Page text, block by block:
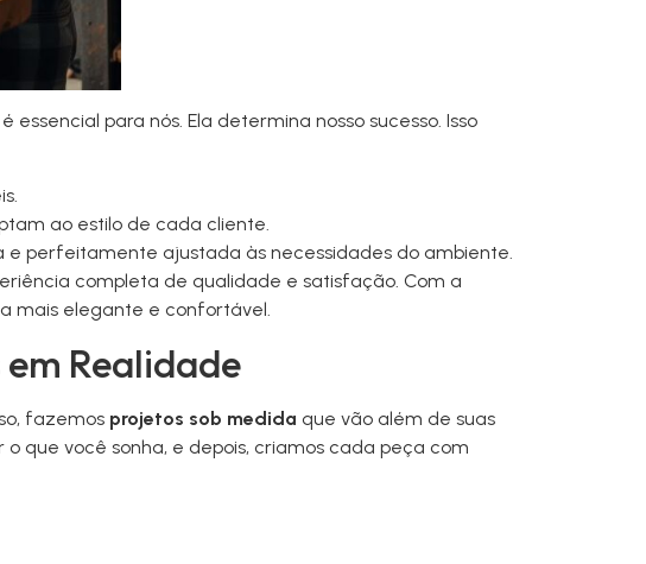
essencial para nós. Ela determina nosso sucesso. Isso
ao estilo de cada cliente.
perfeitamente ajustada às necessidades do ambiente.
completa de qualidade e satisfação. Com a
mais elegante e confortável.
Realidade
fazemos projetos sob medida que vão além de suas
que você sonha, e depois, criamos cada peça com